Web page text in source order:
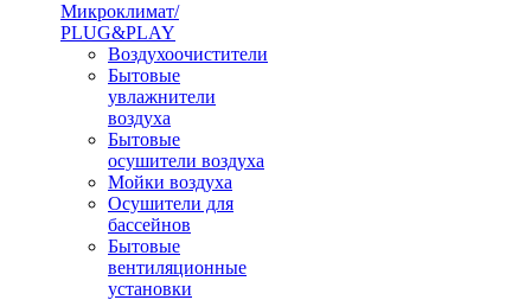
Микроклимат/
PLUG&PLAY
Воздухоочистители
Бытовые
увлажнители
воздуха
Бытовые
осушители воздуха
Мойки воздуха
Осушители для
бассейнов
Бытовые
вентиляционные
установки